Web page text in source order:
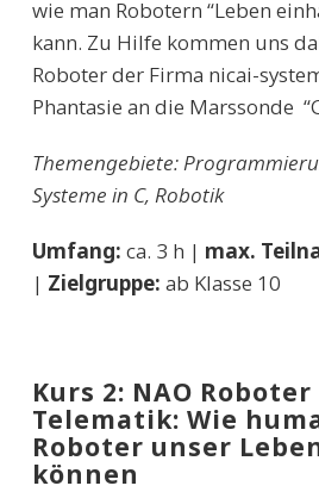
wie man Robotern “Leben
kann. Zu Hilfe kommen uns
Roboter der Firma nicai-
Phantasie an die Marssonde
Themengebiete:
Systeme in C, Robotik
Umfang: ca. 3 h | max.
| Zielgruppe: ab Klasse 10
Kurs 2: NAO
Telematik: Wie
Roboter unser
können